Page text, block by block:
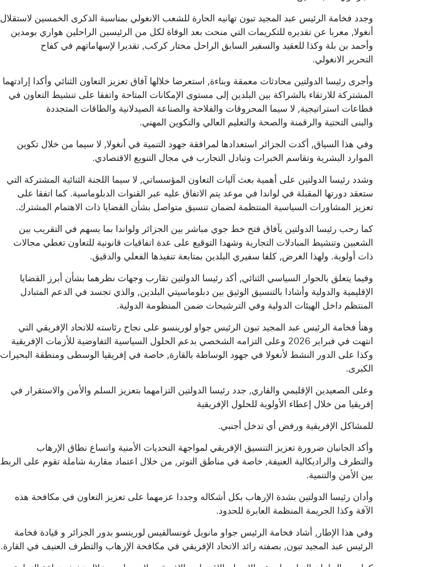
وجدد فخامة الرئيس عبد المجيد تبون تهانيه الحارة للشعب الانغولي بمناسبة الذكرى الخمسين لاستقلال
أنغولا, معربا عن تقديره للتكريمات التي منحت بعد الوفاة لكل من الرئيسين الراحلين هواري بومدين
وأحمد بن بلة وكذا للعقيد والسفير السابق الراحل مختار كركب, تقديرا لإسهاماتهم في كفاح
التحرير الانغولي.
وأجرى رئيسا الدولتين محادثات معمقة وبناءة, استعرضا خلالها آفاق تعزيز التعاون الثنائي وأكدا إرادتهما
المشتركة للارتقاء بالشراكة بين البلدين إلى مستوى الإمكانات المتاحة واتفقا على تنشيط التعاون في
قطاعات استراتيجية, لا سيما المحروقات والفلاحة والصناعة الصيدلانية والطاقات المتجددة
والبنى التحتية والرقمنة والصحة والتعليم العالي والتكوين المهني.
وفي هذا السياق, أكدت الجزائر استعدادها لمرافقة جهود التنمية في أنغولا, لا سيما من خلال تكوين
الموارد البشرية وتقاسم الخبرات وتبادل التجارب في مجال التنويع الاقتصادي.
وشدد رئيسا الدولتين على أهمية بعث آليات التعاون المؤسساتي, لا سيما اللجنة الثنائية المشتركة التي
ستعقد دورتها المقبلة في لواندا في موعد يتم الاتفاق عليه عبر القنوات الدبلوماسية. كما اتفقا على
تعزيز المشاورات السياسية المنتظمة لضمان تنسيق متواصل بشأن القضايا ذات الاهتمام المشترك.
كما رحب رئيسا الدولتين بآفاق فتح خط جوي مباشر بين الجزائر ولواندا بما يسهم في التقريب بين
الشعبين وتنشيط المبادلات التجارية وشهدا التوقيع على عدة اتفاقيات قانونية للتعاون تغطي مجالات
ذات أولوية. ولهذا الغرض, كلفا سفيري البلدين بمتابعة تنفيذها الفعلي والدقيق.
وفيما يتعلق بالحوار السياسي الثنائي, أكد رئيسا الدولتين تقارب وجهات نظرهما بشأن أبرز القضايا
الإقليمية والدولية وأشادا بالتنسيق الوثيق بين دبلوماسيتي البلدين, والذي تجسد في الدعم المتبادل
المنتظم داخل الهيئات الدولية وفي الترشيحات ضمن المنظومة الدولية.
وهنأ فخامة الرئيس عبد المجيد تبون الرئيس جواو لورينسو على نجاح رئاسته للاتحاد الإفريقي التي
انتهت في فبراير 2026 وعلى التزامه الشخصي بدعم الحلول السياسية التفاوضية للأزمات الإفريقية
وكذا على الدور النشط لأنغولا في جهود الوساطة بالقارة, خاصة في إفريقيا الوسطى ومنطقة البحيرات
الكبرى.
وعلى الصعيدين الإقليمي والقاري, جدد رئيسا الدولتين التزامهما بتعزيز السلم والأمن والاستقرار في
إفريقيا من خلال إعطاء الأولوية للحلول الإفريقية
للمشاكل الإفريقية ورفض أي تدخل أجنبي.
وأكد الجانبان ضرورة تعزيز التنسيق الإفريقي لمواجهة التحديات الأمنية واتساع نطاق الإرهاب
والتطرف والراديكالية العنيفة, خاصة في مناطق التوتر, من خلال اعتماد مقاربة شاملة تقوم على الربط
بين الأمن والتنمية.
وأدان رئيسا الدولتين بشدة الإرهاب بكل أشكاله وجددا عزمهما على تعزيز التعاون في مكافحة هذه
الآفة وكذا الجريمة المنظمة العابرة للحدود.
وفي هذا الإطار, أشاد فخامة الرئيس جواو مانويل غونسالفيس لورينسو بدور الجزائر و قيادة فخامة
الرئيس عبد المجيد تبون, بصفته رائد الاتحاد الإفريقي في مكافحة الإرهاب والتطرف العنيف في القارة.